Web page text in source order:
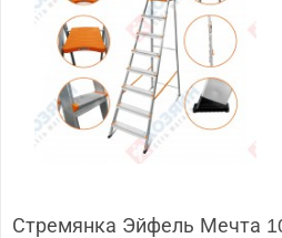
Стремянка Эйфель Мечта